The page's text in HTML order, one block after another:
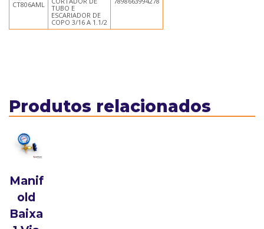
CT806AML
TUBO E
ESCARIADOR DE
COPO 3/16 A 1.1/2
Produtos relacionados
Manif
old
Baixa